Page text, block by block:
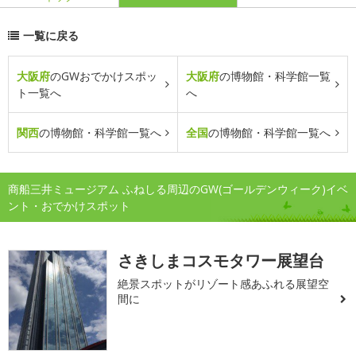
一覧に戻る
大阪府のGWおでかけスポッ
ト一覧へ
大阪府の博物館・科学館一覧
へ
関西の博物館・科学館一覧へ 全国の博物館・科学館一覧へ
商船三井ミュージアム ふねしる周辺のGW(ゴールデンウィーク)イベ
ント・おでかけスポット
さきしまコスモタワー展望台
絶景スポットがリゾート感あふれる展望空
間に